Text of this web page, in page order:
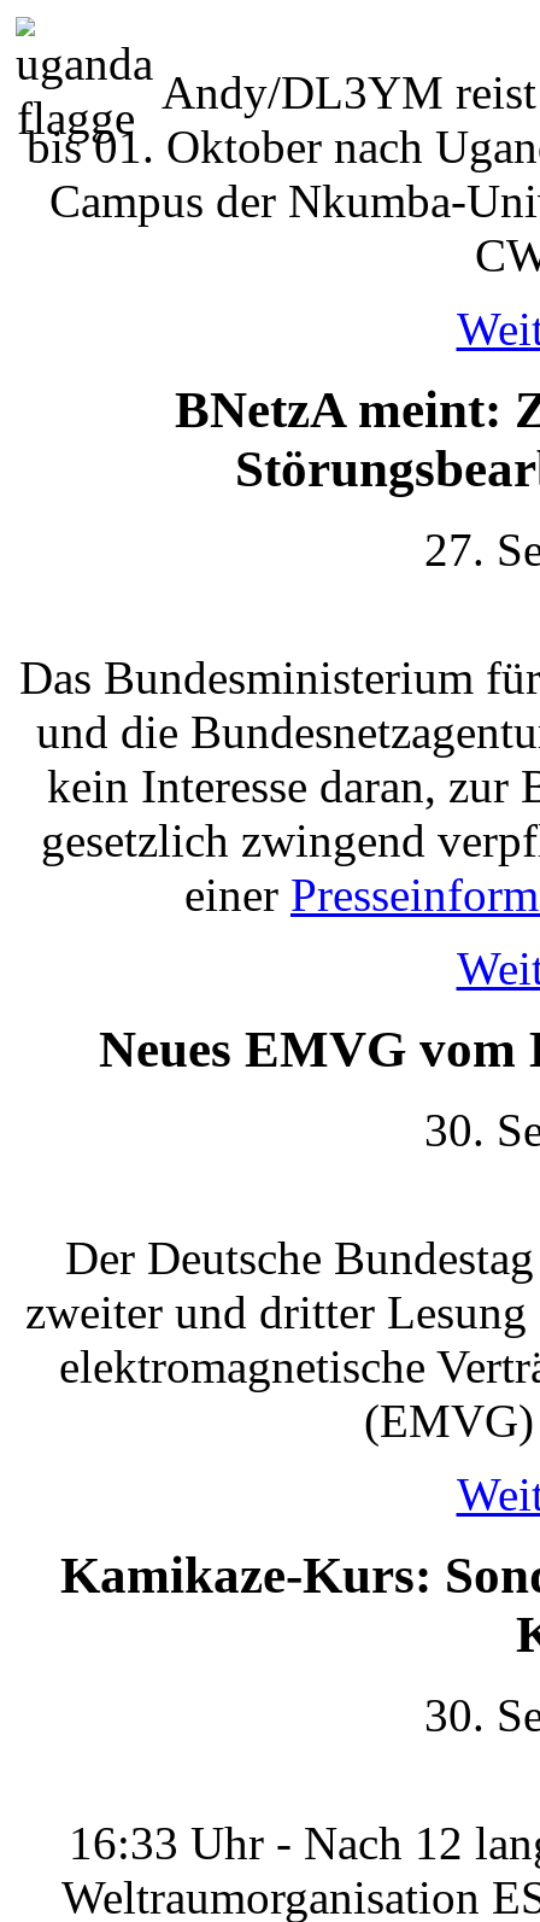
Andy/DL3YM reist
bis 01. Oktober nach
Campus der Nkumba-
BNetzA meint:
27.
Das Bundesministerium
und die
kein Interesse daran, zur
gesetzlich zwingend
einer
Neues EMVG vom
30.
Der Deutsche
zweiter und dritter Lesung
elektromagnetische
(EMVG)
Kamikaze-Kurs:
30.
16:33 Uhr - Nach 12
Weltraumorganisation